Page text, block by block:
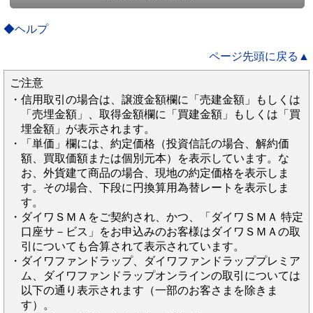
◆ヘルプ
ページ先頭に戻る▲
ご注意
・信用取引の場合は、譲渡金額欄に「売建金額」もしくは
「売埋金額」、取得金額欄に「買建金額」もしくは「買
埋金額」が表示されます。
・「単価」欄には、約定価格（投資信託の場合、解約価
額、買取価額または個別元本）を表示しています。な
お、外貨建て商品の場合、現地の約定価格を表示しま
す。その場合、下段に円換算用為替レートを表示しま
す。
・ダイワＳＭＡをご契約され、かつ、「ダイワＳＭＡ 特定
口座サ－ビス」をお申込みのお客様はダイワＳＭＡの取
引についても合算されて表示されています。
・ダイワファンドラップ、ダイワファンドラッププレミア
ム、ダイワファンドラップオンラインの取引については
以下の通り表示されます（一部のお客さまを除きま
す）。